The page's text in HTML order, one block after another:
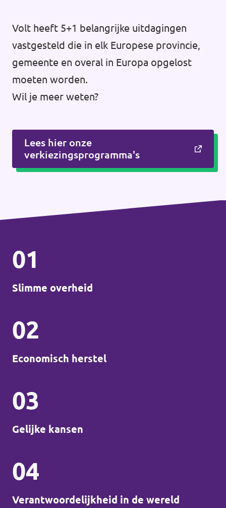
Volt heeft 5+1 belangrijke uitdagingen
vastgesteld die in elk Europese provincie,
gemeente en overal in Europa opgelost
moeten worden.
Wil je meer weten?
Lees hier onze
verkiezingsprogramma's
01
Slimme overheid
02
Economisch herstel
03
Gelijke kansen
04
Verantwoordelijkheid in de wereld